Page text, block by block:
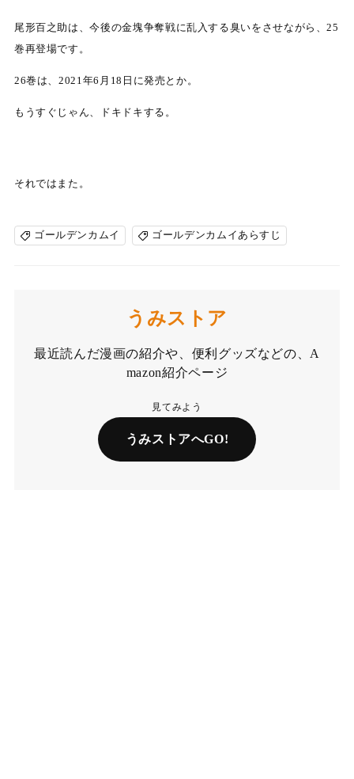
尾形百之助は、今後の金塊争奪戦に乱入する臭いをさせながら、25
巻再登場です。
26巻は、2021年6月18日に発売とか。
もうすぐじゃん、ドキドキする。
それではまた。
ゴールデンカムイ ゴールデンカムイあらすじ
うみストア
最近読んだ漫画の紹介や、便利グッズなどの、A
mazon紹介ページ
見てみよう
うみストアへGO!